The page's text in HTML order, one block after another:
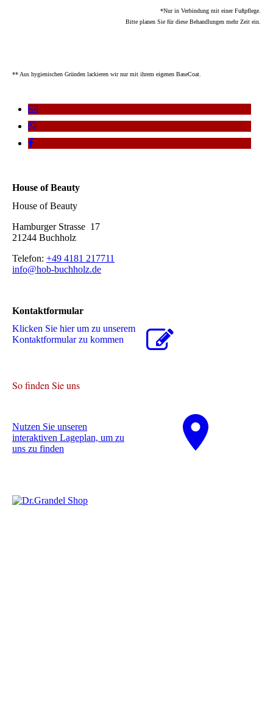
*Nur in Verbindung mit einer Fußpflege.
Bitte planen Sie für diese Behandlungen mehr Zeit ein.
** Aus hygienischen Gründen lackieren wir nur mit ihrem eigenen BaseCoat.
House of Beauty
House of Beauty
Hamburger Strasse 17
21244 Buchholz
Telefon: +49 4181 217711
info@hob-buchholz.de
Kontaktformular
Klicken Sie hier um zu unserem
Kon­takt­for­mu­lar zu kommen
So finden Sie uns
Nutzen Sie unseren
interaktiven La­ge­plan, um zu
uns zu finden